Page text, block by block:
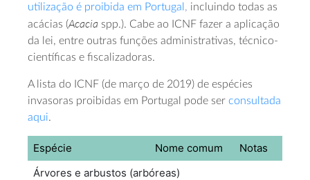
utilização é proibida em Portugal , incluindo todas as
acácias (Acacia spp.). Cabe ao ICNF fazer a aplicação
da lei, entre outras funções administrativas, técnico-
científicas e fiscalizadoras.
A lista do ICNF (de março de 2019) de espécies
invasoras proibidas em Portugal pode ser consultada
aqui.
Espécie Nome comum
Notas
Árvores e arbustos (arbóreas)